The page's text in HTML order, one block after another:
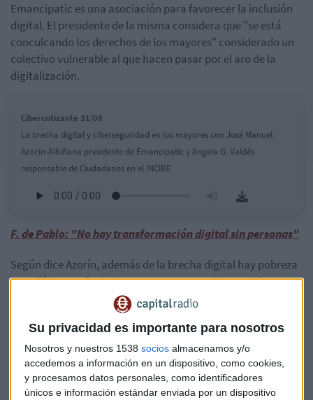
Su privacidad es importante para nosotros
Nosotros y nuestros 1538 socios almacenamos y/o
accedemos a información en un dispositivo, como cookies,
y procesamos datos personales, como identificadores
únicos e información estándar enviada por un dispositivo
Emancipatic es una asociación para favorecer la inclusión
digital. El presidente de la misma considera que "se está
conculcando los derechos de los mayores" considerado un
colectivo vulnerable al que hacen pasar por el aro de la
digitalización.
Cibercotizante 31/08
La brecha digital y ciberseguridad en los mayores con José Manuel
Azorín-Albiñana presidente de Emancipatic y Angela G. Valdés
responsable de Ciudadanos en el INCIBE
F. de Pablo: "No hay transformación digital sin personas"
Según dice Azorín, además de la brecha digital hay pobreza
tecnológica y añade “los mayores no participan de la
sociedad digital y la sociedad digital se empobrece por ello”.
Se considera que la pandemia ha sido el origen del aumento
de la brecha digital a raíz de la eliminación de ofrecer
atención presencial, donde a criterio deAzorín“tienen que
convivir los dos modelospresencial y on line".